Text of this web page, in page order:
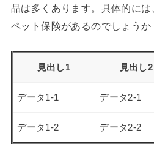
品は多くあります。具体的に
ペット保険があるのでしょうか
見出し1 見出し2
データ1-1 データ2-1
データ1-2 データ2-2